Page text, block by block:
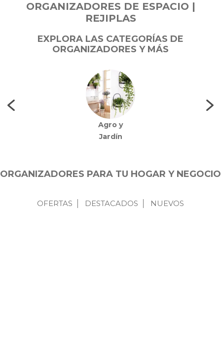
ORGANIZADORES DE ESPACIO |
REJIPLAS
EXPLORA LAS CATEGORÍAS DE
ORGANIZADORES Y MÁS
Agro y
Jardín
ORGANIZADORES PARA TU HOGAR Y NEGOCIO
OFERTAS DESTACADOS NUEVOS